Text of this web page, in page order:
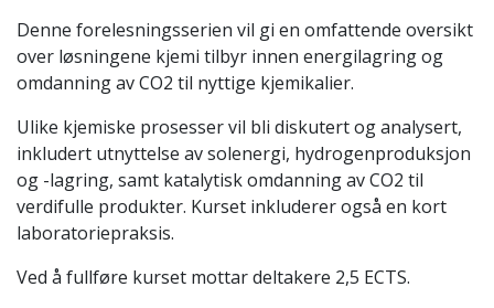
Denne forelesningsserien vil gi en omfattende oversikt
over løsningene kjemi tilbyr innen energilagring og
omdanning av CO2 til nyttige kjemikalier.
Ulike kjemiske prosesser vil bli diskutert og analysert,
inkludert utnyttelse av solenergi, hydrogenproduksjon
og -lagring, samt katalytisk omdanning av CO2 til
verdifulle produkter. Kurset inkluderer også en kort
laboratoriepraksis.
Ved å fullføre kurset mottar deltakere 2,5 ECTS.